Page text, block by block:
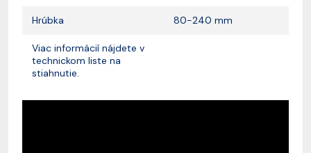
Hrúbka 80-240 mm
Viac informácií nájdete v
technickom liste na
stiahnutie.